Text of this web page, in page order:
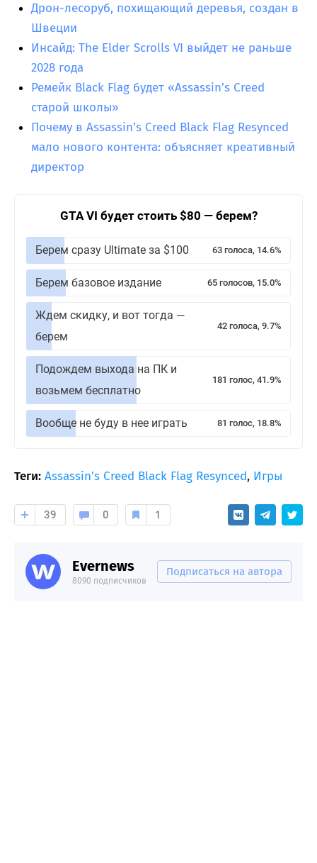
Дрон-лесоруб, похищающий деревья, создан в
Швеции
Инсайд: The Elder Scrolls VI выйдет не раньше
2028 года
Ремейк Black Flag будет «Assassin’s Creed
старой школы»
Почему в Assassin’s Creed Black Flag Resynced
мало нового контента: объясняет креативный
директор
GTA VI будет стоить $80 — берем?
Берем сразу Ultimate за $100 63 голоса, 14.6%
Берем базовое издание 65 голосов, 15.0%
Ждем скидку, и вот тогда —
берем
42 голоса, 9.7%
Подождем выхода на ПК и
возьмем бесплатно
181 голос, 41.9%
Вообще не буду в нее играть 81 голос, 18.8%
Теги: Assassin's Creed Black Flag Resynced, Игры
39 0 1
Evernews
8090 подписчиков
Подписаться на автора